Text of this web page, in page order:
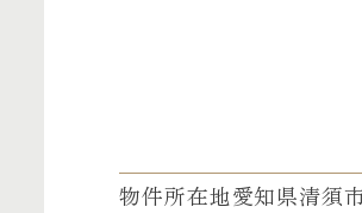
物件所在地愛知県清須